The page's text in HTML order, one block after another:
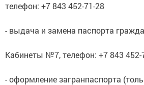
телефон: +7 843 452-71-28
- выдача и замена паспорта
Кабинеты №7, телефон: +7 843 452-
- оформление загранпаспорта